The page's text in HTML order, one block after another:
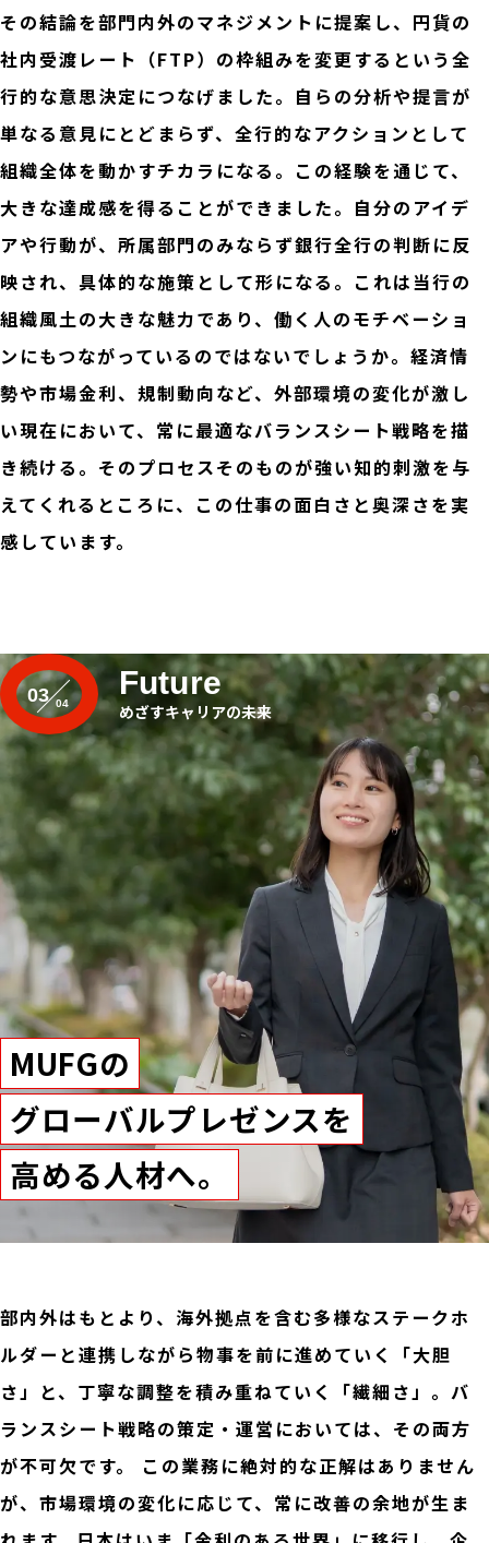
その結論を部門内外のマネジメントに提案し、円貨の
社内受渡レート（FTP）の枠組みを変更するという全
行的な意思決定につなげました。自らの分析や提言が
単なる意見にとどまらず、全行的なアクションとして
組織全体を動かすチカラになる。この経験を通じて、
大きな達成感を得ることができました。自分のアイデ
アや行動が、所属部門のみならず銀行全行の判断に反
映され、具体的な施策として形になる。これは当行の
組織風土の大きな魅力であり、働く人のモチベーショ
ンにもつながっているのではないでしょうか。経済情
勢や市場金利、規制動向など、外部環境の変化が激し
い現在において、常に最適なバランスシート戦略を描
き続ける。そのプロセスそのものが強い知的刺激を与
えてくれるところに、この仕事の面白さと奥深さを実
感しています。
03 Future
めざすキャリアの未来
MUFGの
グローバルプレゼンスを
高める人材へ。
部内外はもとより、海外拠点を含む多様なステークホ
ルダーと連携しながら物事を前に進めていく「大胆
さ」と、丁寧な調整を積み重ねていく「繊細さ」。バ
ランスシート戦略の策定・運営においては、その両方
が不可欠です。 この業務に絶対的な正解はありません
が、市場環境の変化に応じて、常に改善の余地が生ま